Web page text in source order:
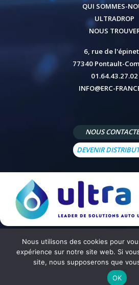
QUI SOMMES-
ULTRADROP
NOUS
6, rue de
77340 Pontault-
01.64.43.27.02
INFO@ERC-
NOUS
DEVENIR
© 2026 - Site réalisé par Peppermint Agency Mentions légales
générales de vente
Nous utilisons des cookies pour
expérience sur notre site web. Si
site, nous supposerons que
OK